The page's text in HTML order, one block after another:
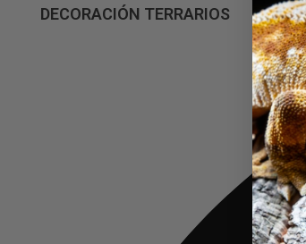
DECORACIÓN TERRARIOS